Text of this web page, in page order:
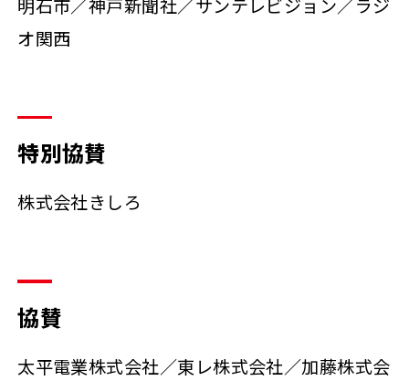
明石市／神戸新聞社／サンテレビジョン／ラジ
オ関西
特別協賛
株式会社きしろ
協賛
太平電業株式会社／東レ株式会社／加藤株式会